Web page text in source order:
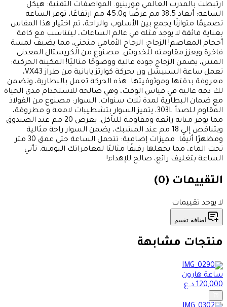
ارتبطت بالمدرب العالمي مورينيو. المواصفات التقنية: هيكل
الساعة: أبعاد 38.5 مم عرضًا و45.0 مم ارتفاعًا، توفر الساعة
تصميمًا متوازنًا يجمع بين الأسلوب والراحة، تم اختيار هذا المقاس
بعناية فائقة لا يوجد مثله في عالم الساعات، ليتناسب مع كافة
أحجام المعاصم! الزجاج: الزجاج الأمامي منحني، مما يضيف لمسة
فاخرة ويعزز مقاومته للخدوش. مصنوع من الكريستال المعدني
المتين، يضمن الزجاج جودة عالية ووضوحًا مثاليًا! المكينة الحركية:
تعمل ساعة السبيشل ون بحركة كوارتز يابانية من طراز VX43،
معروفة بدقتها وموثوقيتها. هذه الحركة تعمل بالبطارية، وتضمن
لك دقة عالية في قياس الوقت، وهي صالحة للاستخدام مدى الحياة
مع ضمان البطارية لمدة ثلاث سنوات. السوار: مصنوع من الفولاذ
المقاوم للصدأ 303L، يتميز السوار بتشطيبات لامعة و مطروقة،
مما يوفر متانة رائعة ومقاومة للتآكل. بعرض 20 مم عند الصندوق
ويتناقص إلى 18 مم عند المشبك، يضمن السوار راحة مثالية
ومظهرًا أنيقًا. مميزات إضافية: تتحمل الساعة حتى عمق 30 متر
تحت الماء، مما يجعلها رفيقًا مثاليًا لمغامراتك اليومية. تأتي
الساعة بتغليف رائع، صالح للإهداء!
التقييمات (0
)
لا يوجد تقييمات
اضافة تقييم
منتجات مشابهة
ساعة هارون
120,000د.ع